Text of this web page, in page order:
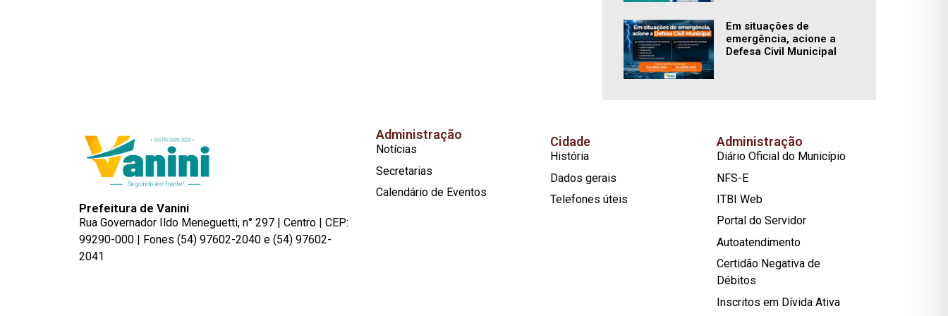
Em situações de
emergência, acione a
Defesa Civil Municipal
Prefeitura de Vanini
Rua Governador Ildo Meneguetti, n° 297 | Centro | CEP:
99290-000 | Fones (54) 97602-2040 e (54) 97602-
2041
Administração
Notícias
Secretarias
Calendário de Eventos
Cidade
História
Dados gerais
Telefones úteis
Administração
Diário Oficial do Município
NFS-E
ITBI Web
Portal do Servidor
Autoatendimento
Certidão Negativa de
Débitos
Inscritos em Dívida Ativa